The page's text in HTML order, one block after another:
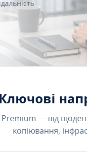
Ключові
— від
копіювання,